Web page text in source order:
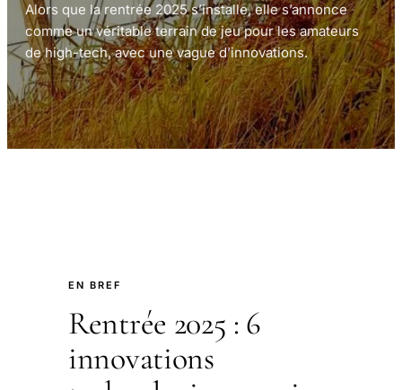
Alors que la rentrée 2025 s’installe, elle s’annonce
comme un véritable terrain de jeu pour les amateurs
de high-tech, avec une vague d’innovations.
EN BREF
Rentrée 2025 : 6
innovations